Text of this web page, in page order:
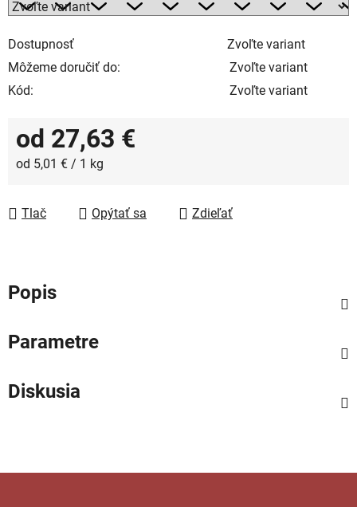
Dostupnosť
Zvoľte variant
Môžeme doručiť do:
Zvoľte variant
Kód:
Zvoľte variant
od 27,63 €
Jednotková cena:
od 5,01 € / 1 kg
Tlač Opýtať sa Zdieľať
Popis
Parametre
Diskusia